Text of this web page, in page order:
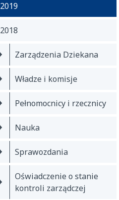
2019
2018
Zarządzenia Dziekana
Władze i komisje
Pełnomocnicy i rzecznicy
Nauka
Sprawozdania
Oświadczenie o stanie
kontroli zarządczej